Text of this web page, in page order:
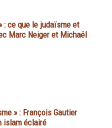
: ce que le judaïsme et
Marc Neiger et Michaël
» : François Gautier
islam éclairé